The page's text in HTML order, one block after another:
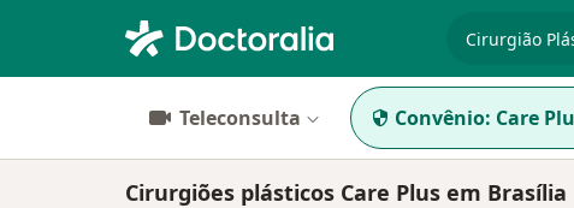
Teleconsulta Convênio: Care
Cirurgiões plásticos Care Plus em Brasília